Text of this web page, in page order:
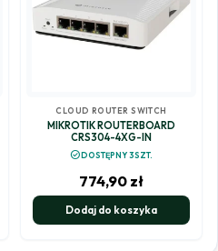
CLOUD ROUTER SWITCH
MIKROTIK ROUTERBOARD
CRS304-4XG-IN
check_circleDOSTĘPNY 3SZT.
774,90 zł
Dodaj do koszyka